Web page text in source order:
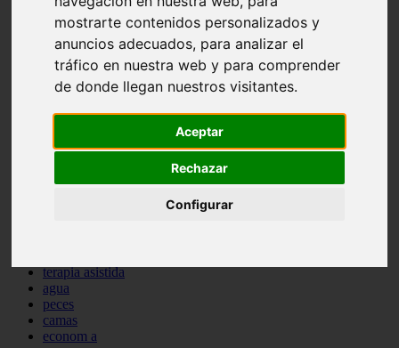
mostrarte contenidos personalizados y
anuncios adecuados, para analizar el
tráfico en nuestra web y para comprender
de donde llegan nuestros visitantes.
Aceptar
Rechazar
Configurar
protagonistas
reptiles
abandono
adopci n
ferias
higiene
snacks
iberzoo propet
terapia asistida
agua
peces
camas
econom a